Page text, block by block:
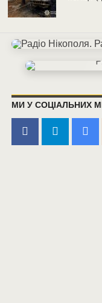
МИ У СОЦІАЛЬНИХ